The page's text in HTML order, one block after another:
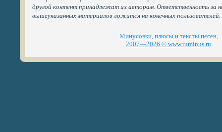
другой контент принадлежат их авторам. Ответственность за
вышеуказанных материалов ложится на конечных пользователей.
Минусовки, плюсы и тексты песен,
2007—2026 © www.ruminus.ru